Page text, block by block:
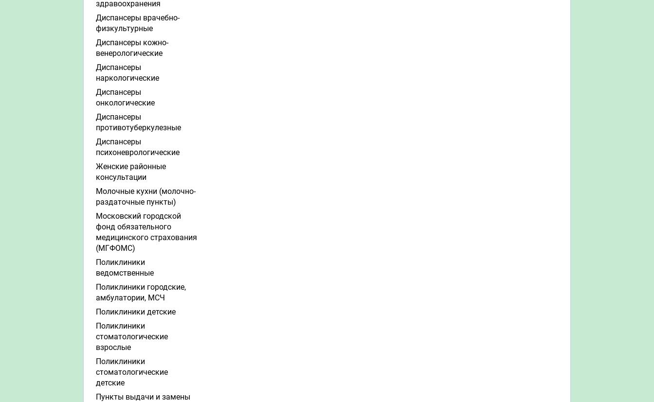
здравоохранения
Диспансеры врачебно-
физкультурные
Диспансеры кожно-
венерологические
Диспансеры
наркологические
Диспансеры
онкологические
Диспансеры
противотуберкулезные
Диспансеры
психоневрологические
Женские районные
консультации
Молочные кухни (молочно-
раздаточные пункты)
Московский городской
фонд обязательного
медицинского страхования
(МГФОМС)
Поликлиники
ведомственные
Поликлиники городские,
амбулатории, МСЧ
Поликлиники детские
Поликлиники
стоматологические
взрослые
Поликлиники
стоматологические
детские
Пункты выдачи и замены